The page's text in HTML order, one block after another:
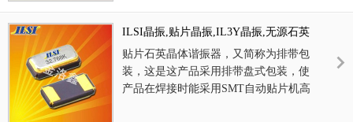
振，欧美晶振，无源晶振，无人机
晶振，电车充电枪晶振，石英晶体
谐振器，工作温度-40~85°C，网络
服务器晶振，存储卡晶振，无线局
域网晶振，光纤通道晶振.
无铅焊接的回流温度曲线要求.
ILSI晶振,贴片晶振,IL3Y晶振,无源石英
晶振
贴片石英晶体谐振器，又简称为排带包
装，这是这产品采用排带盘式包装，使
产品在焊接时能采用SMT自动贴片机高